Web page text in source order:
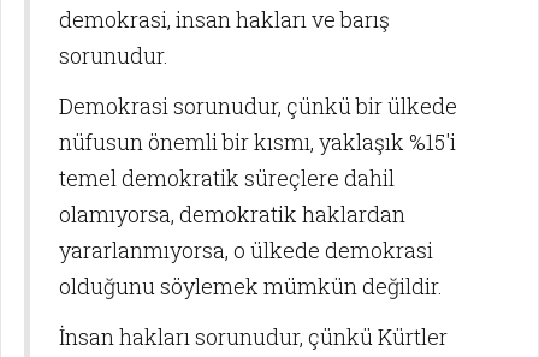
demokrasi, insan hakları ve barış
sorunudur.
Demokrasi sorunudur, çünkü bir ülkede
nüfusun önemli bir kısmı, yaklaşık %15'i
temel demokratik süreçlere dahil
olamıyorsa, demokratik haklardan
yararlanmıyorsa, o ülkede demokrasi
olduğunu söylemek mümkün değildir.
İnsan hakları sorunudur, çünkü Kürtler